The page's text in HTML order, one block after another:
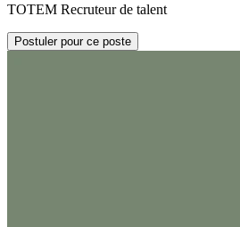
TOTEM Recruteur de talent
Postuler pour ce poste